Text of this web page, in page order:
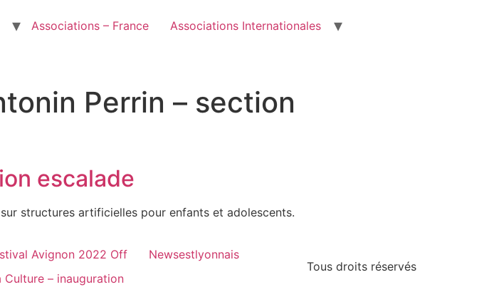
Associations – France
Associations Internationales
Perrin – section
escalade
structures artificielles pour enfants et adolescents.
Avignon 2022 Off
Newsestlyonnais
– inauguration
Tous droits réservés